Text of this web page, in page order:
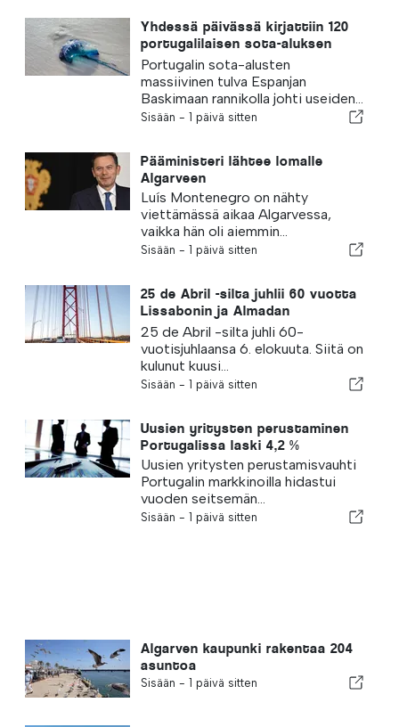
Yhdessä päivässä kirjattiin 120
portugalilaisen sota-aluksen
pistoa
Portugalin sota-alusten
massiivinen tulva Espanjan
Baskimaan rannikolla johti useiden...
Sisään - 1 päivä sitten
Pääministeri lähtee lomalle
Algarveen
Luís Montenegro on nähty
viettämässä aikaa Algarvessa,
vaikka hän oli aiemmin...
Sisään - 1 päivä sitten
25 de Abril -silta juhlii 60 vuotta
Lissabonin ja Almadan
yhdistämistä
25 de Abril -silta juhli 60-
vuotisjuhlaansa 6. elokuuta. Siitä on
kulunut kuusi...
Sisään - 1 päivä sitten
Uusien yritysten perustaminen
Portugalissa laski 4,2 %
Uusien yritysten perustamisvauhti
Portugalin markkinoilla hidastui
vuoden seitsemän...
Sisään - 1 päivä sitten
Algarven kaupunki rakentaa 204
asuntoa
Sisään - 1 päivä sitten